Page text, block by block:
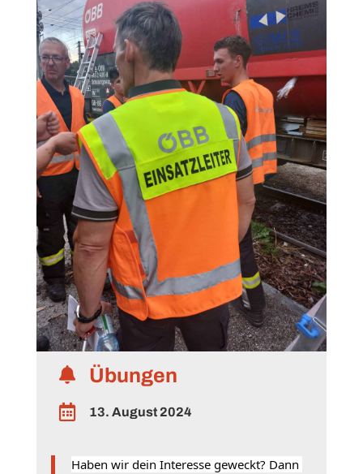
 Übungen
 13. August 2024
Haben wir dein Interesse geweckt? Dann